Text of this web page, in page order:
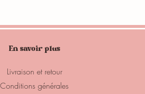
En savoir plus
Livraison et retour
Conditions générales